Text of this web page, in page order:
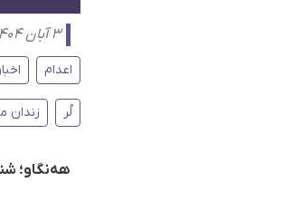
۳ آبان ۱۴۰۴، ۱۹:۴۸
اعدام اخبار
لُر زندان
هەنگاو؛ شنبە ٣